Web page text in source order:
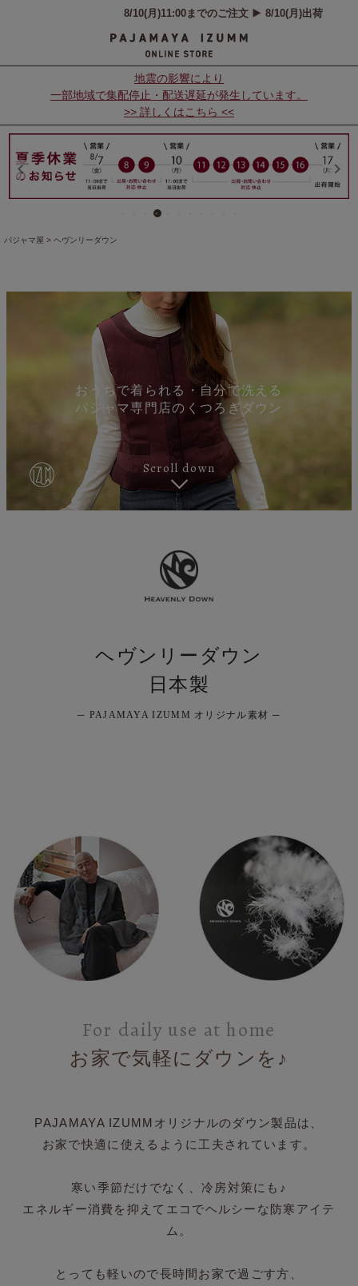
地震の影響により
一部地域で集配停止・配送遅延が発生しています。
>> 詳しくはこちら <<
パジャマ屋 ヘヴンリーダウン
おうちで着られる・自分で洗える
パジャマ専門店のくつろぎダウン
Scroll down
ヘヴンリーダウン
日本製
─ PAJAMAYA IZUMM オリジナル素材 ─
For daily use at home
お家で気軽にダウンを♪
PAJAMAYA IZUMMオリジナルのダウン製品は、
お家で快適に使えるように工夫されています。
寒い季節だけでなく、冷房対策にも♪
エネルギー消費を抑えてエコでヘルシーな防寒アイテ
ム。
とっても軽いので長時間お家で過ごす方、